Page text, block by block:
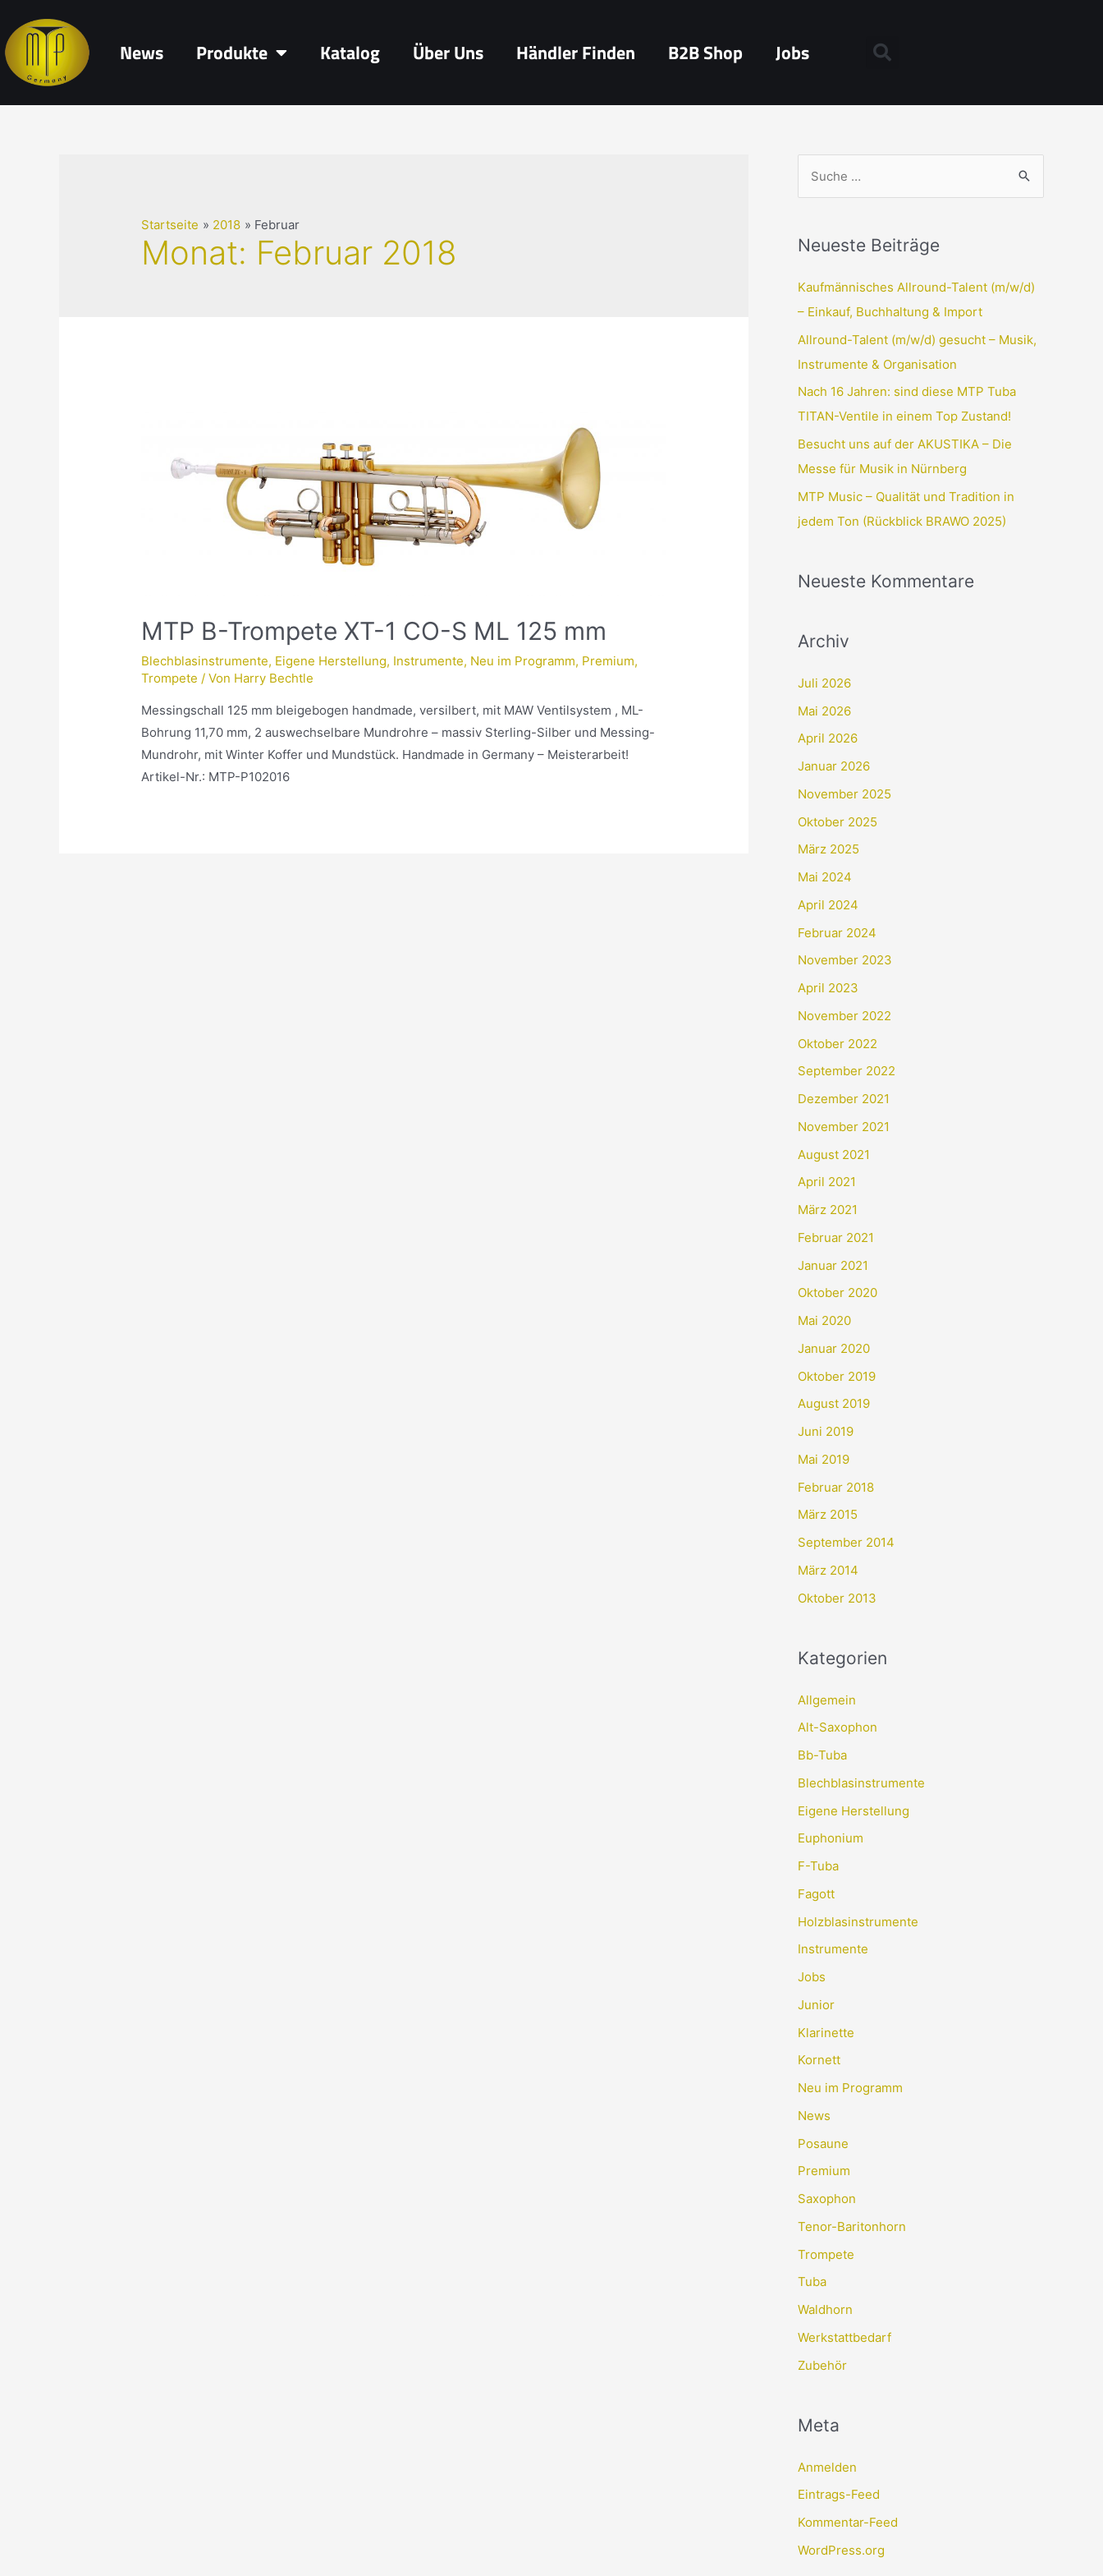
News Produkte Katalog Über Uns Händler Finden B2B Shop Jobs
Startseite 2018 Februar
Monat: Februar 2018
MTP B-Trompete XT-1 CO-S ML 125 mm
Blechblasinstrumente, Eigene Herstellung, Instrumente, Neu im Programm, Premium,
Trompete / Von Harry Bechtle
Messingschall 125 mm bleigebogen handmade, versilbert, mit MAW Ventilsystem , ML-
Bohrung 11,70 mm, 2 auswechselbare Mundrohre – massiv Sterling-Silber und Messing-
Mundrohr, mit Winter Koffer und Mundstück. Handmade in Germany – Meisterarbeit!
Artikel-Nr.: MTP-P102016
Neueste Beiträge
Kaufmännisches Allround-Talent (m/w/d)
– Einkauf, Buchhaltung & Import
Allround-Talent (m/w/d) gesucht – Musik,
Instrumente & Organisation
Nach 16 Jahren: sind diese MTP Tuba
TITAN-Ventile in einem Top Zustand!
Besucht uns auf der AKUSTIKA – Die
Messe für Musik in Nürnberg
MTP Music – Qualität und Tradition in
jedem Ton (Rückblick BRAWO 2025)
Neueste Kommentare
Archiv
Juli 2026
Mai 2026
April 2026
Januar 2026
November 2025
Oktober 2025
März 2025
Mai 2024
April 2024
Februar 2024
November 2023
April 2023
November 2022
Oktober 2022
September 2022
Dezember 2021
November 2021
August 2021
April 2021
März 2021
Februar 2021
Januar 2021
Oktober 2020
Mai 2020
Januar 2020
Oktober 2019
August 2019
Juni 2019
Mai 2019
Februar 2018
März 2015
September 2014
März 2014
Oktober 2013
Kategorien
Allgemein
Alt-Saxophon
Bb-Tuba
Blechblasinstrumente
Eigene Herstellung
Euphonium
F-Tuba
Fagott
Holzblasinstrumente
Instrumente
Jobs
Junior
Klarinette
Kornett
Neu im Programm
News
Posaune
Premium
Saxophon
Tenor-Baritonhorn
Trompete
Tuba
Waldhorn
Werkstattbedarf
Zubehör
Meta
Anmelden
Eintrags-Feed
Kommentar-Feed
WordPress.org